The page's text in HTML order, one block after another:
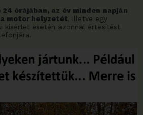
24 órájában, az év minden napján
motor helyzetét , illetve egy
kísérlet esetén azonnal értesítést